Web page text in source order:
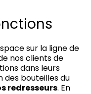
sur la ligne de
nos clients de
dans leurs
des bouteilles du
redresseurs. En